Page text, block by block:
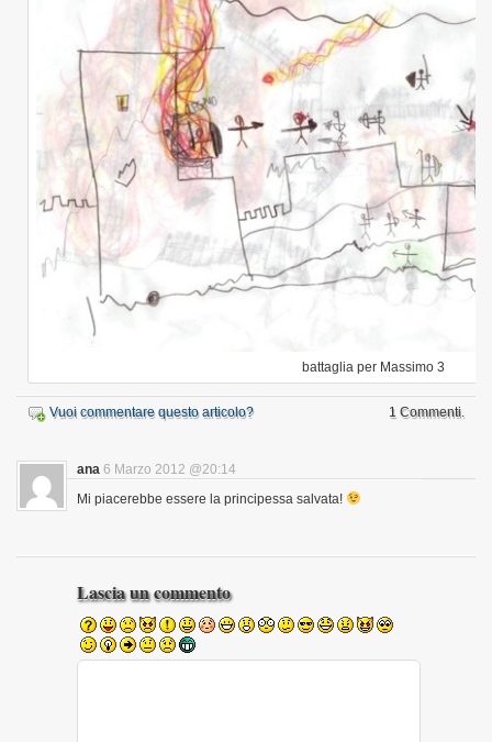
battaglia per Massimo 3
Vuoi commentare questo articolo? 1 Commenti.
ana 6 Marzo 2012 @20:14
Mi piacerebbe essere la principessa salvata!
Lascia un commento